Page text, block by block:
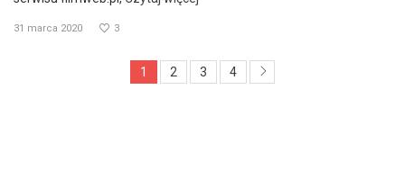
31 marca 2020 3
1 2 3 4